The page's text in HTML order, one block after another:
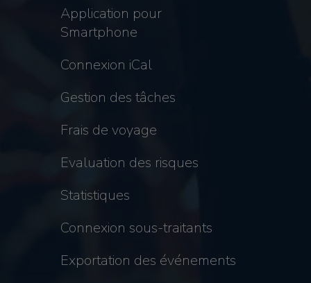
Application pour
Smartphone
Connexion iCal
Gestion des tâches
Frais de voyage
Evaluation des risques
Statistiques
Connexion sous-traitants
Exportation des événements